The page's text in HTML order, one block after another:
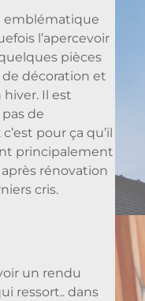
emblématique
l’apercevoir
pièces
décoration et
Il est
de
pour ça qu’il
principalement
rénovation
cris.
un rendu
ressort.. dans